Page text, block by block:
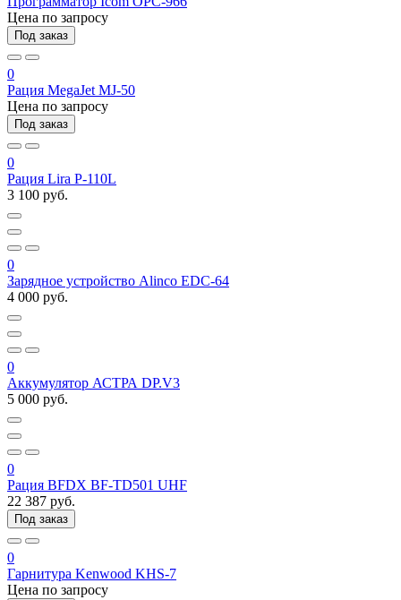
Цена по запросу
Под заказ
0
Рация MegaJet MJ-50
Цена по запросу
Под заказ
0
Рация Lira P-110L
3 100 руб.
0
Зарядное устройство Alinco EDC-64
4 000 руб.
0
Аккумулятор АСТРА DP.V3
5 000 руб.
0
Рация BFDX BF-TD501 UHF
22 387 руб.
Под заказ
0
Гарнитура Kenwood KHS-7
Цена по запросу